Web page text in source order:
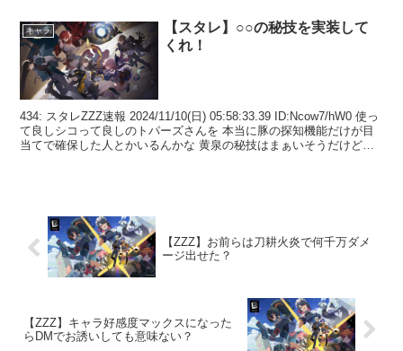
キャラ
【スタレ】○○の秘技を実装して
くれ！
434: スタレZZZ速報 2024/11/10(日) 05:58:33.39 ID:Ncow7/hW0 使っ
て良しシコって良しのトパーズさんを 本当に豚の探知機能だけが目
当てで確保した人とかいるんかな 黄泉の秘技はまぁいそうだけど
【ZZZ】お前らは刀耕火炎で何千万ダメ
ージ出せた？
【ZZZ】キャラ好感度マックスになった
らDMでお誘いしても意味ない？